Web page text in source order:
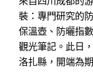
裝：專門研究的
保溫壺、防曬指
觀光筆記。此日
洛扎縣，開端為